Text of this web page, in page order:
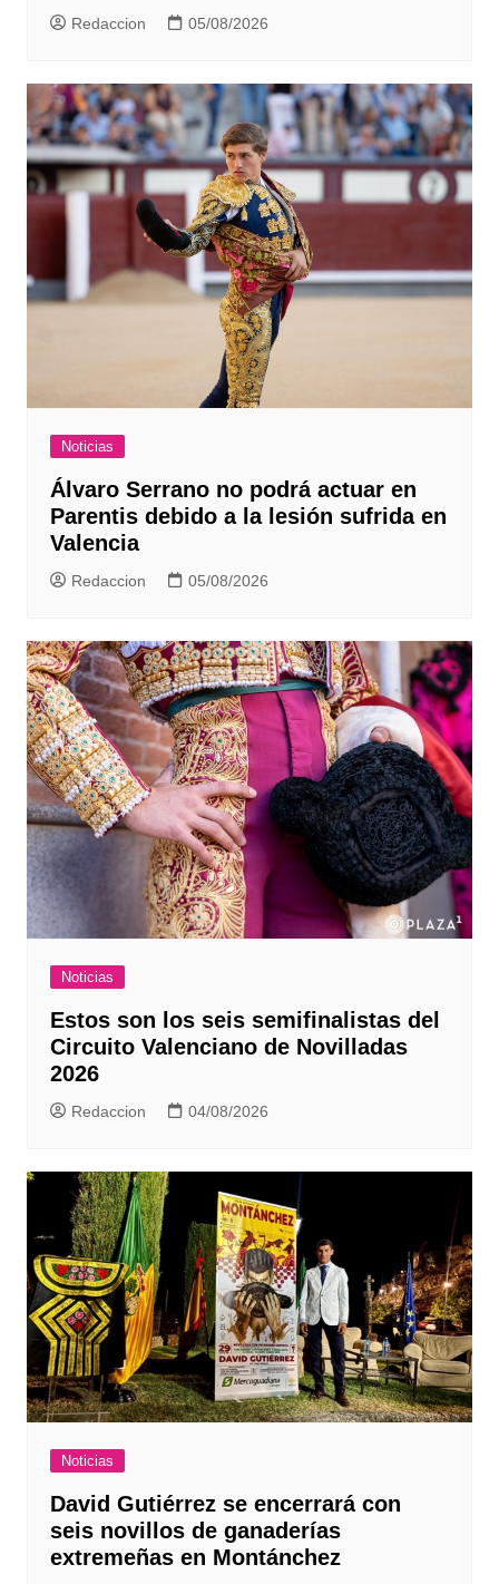
Redaccion 05/08/2026
Noticias
Álvaro Serrano no podrá actuar en
Parentis debido a la lesión sufrida en
Valencia
Redaccion 05/08/2026
Noticias
Estos son los seis semifinalistas del
Circuito Valenciano de Novilladas
2026
Redaccion 04/08/2026
Noticias
David Gutiérrez se encerrará con
seis novillos de ganaderías
extremeñas en Montánchez